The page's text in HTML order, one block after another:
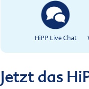
HiPP Live Chat
Jetzt das